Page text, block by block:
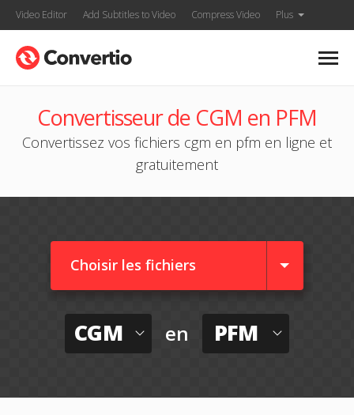
Video Editor Add Subtitles to Video Compress Video Plus
Convertisseur de CGM en PFM
Convertissez vos fichiers cgm en pfm en ligne et
gratuitement
Choisir les fichiers
CGM en PFM